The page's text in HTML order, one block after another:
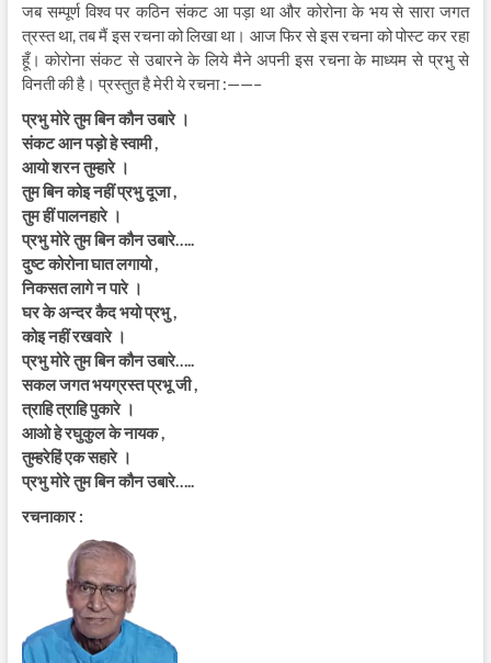
जब सम्पूर्ण विश्व पर कठिन संकट आ पड़ा था और कोरोना के भय से सारा जगत
त्रस्त था, तब मैं इस रचना को लिखा था। आज फिर से इस रचना को पोस्ट कर रहा
हूँ। कोरोना संकट से उबारने के लिये मैने अपनी इस रचना के माध्यम से प्रभु से
विनती की है। प्रस्तुत है मेरी ये रचना :——–
प्रभु मोरे तुम बिन कौन उबारे ।
संकट आन पड़ो हे स्वामी ,
आयो शरन तुम्हारे ।
तुम बिन कोइ नहीं प्रभु दूजा ,
तुम हीं पालनहारे ।
प्रभु मोरे तुम बिन कौन उबारे…..
दुष्ट कोरोना घात लगायो ,
निकसत लागे न पारे ।
घर के अन्दर कैद भयो प्रभु ,
कोइ नहीं रखवारे ।
प्रभु मोरे तुम बिन कौन उबारे…..
सकल जगत भयग्रस्त प्रभू जी ,
त्राहि त्राहि पुकारे ।
आओ हे रघुकुल के नायक ,
तुम्हरेहिं एक सहारे ।
प्रभु मोरे तुम बिन कौन उबारे…..
रचनाकार :